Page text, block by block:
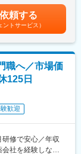
らキャリアチェン
に面談を行い、
情報提供や販売を
レーニングサポ
で、医療の現場
効果や副作用な
のQOL改善に向
性の高い活動が
修などフォロー体
界の知識は入社
業績に応じてイ
あり、選考を通
定手当を含めた表
頼する
ントサービス）
職へ／市場価
125日
歓迎
研修で安心／年収
社を経験しなが